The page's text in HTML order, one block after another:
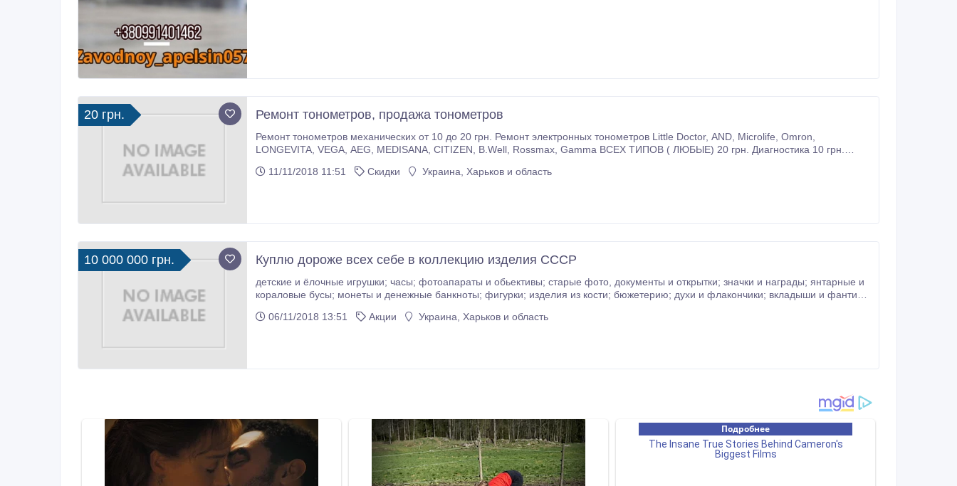
20 грн. Ремонт тонометров, продажа тонометров
Ремонт тонометров механических от 10 до 20 грн. Ремонт электронных тонометров Little Doctor, AND, Microlife, Omron,
LONGEVITA, VEGA, AEG, MEDISANA, CITIZEN, B.Well, Rossmax, Gamma ВСЕХ ТИПОВ ( ЛЮБЫЕ) 20 грн. Диагностика 10 грн.
11/11/2018 11:51
Скидки Украина, Харьков и область
10 000 000 грн. Куплю дороже всех себе в коллекцию изделия СССР
детские и ёлочные игрушки; часы; фотоапараты и обьективы; старые фото, документы и открытки; значки и награды; янтарные и
кораловые бусы; монеты и денежные банкноты; фигурки; изделия из кости; бюжетерию; духи и флакончики; вкладыши и фантики;
06/11/2018 13:51
Акции Украина, Харьков и область